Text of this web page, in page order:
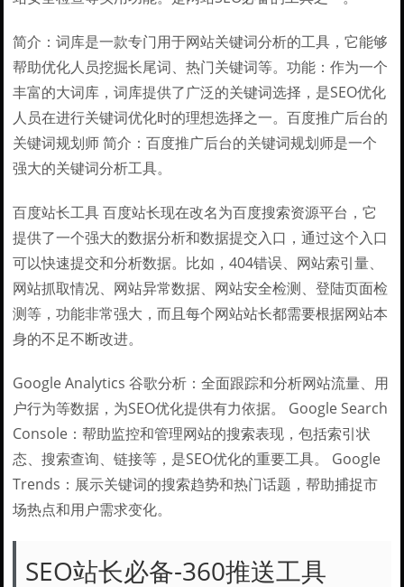
简介：词库是一款专门用于网站关键词分析的工具，它能够
帮助优化人员挖掘长尾词、热门关键词等。功能：作为一个
丰富的大词库，词库提供了广泛的关键词选择，是SEO优化
人员在进行关键词优化时的理想选择之一。百度推广后台的
关键词规划师 简介：百度推广后台的关键词规划师是一个
强大的关键词分析工具。
百度站长工具 百度站长现在改名为百度搜索资源平台，它
提供了一个强大的数据分析和数据提交入口，通过这个入口
可以快速提交和分析数据。比如，404错误、网站索引量、
网站抓取情况、网站异常数据、网站安全检测、登陆页面检
测等，功能非常强大，而且每个网站站长都需要根据网站本
身的不足不断改进。
Google Analytics 谷歌分析：全面跟踪和分析网站流量、用
户行为等数据，为SEO优化提供有力依据。 Google Search
Console：帮助监控和管理网站的搜索表现，包括索引状
态、搜索查询、链接等，是SEO优化的重要工具。 Google
Trends：展示关键词的搜索趋势和热门话题，帮助捕捉市
场热点和用户需求变化。
SEO站长必备-360推送工具